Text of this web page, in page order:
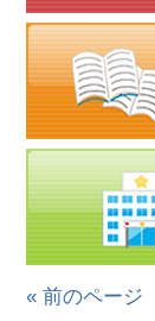
« 前のページ